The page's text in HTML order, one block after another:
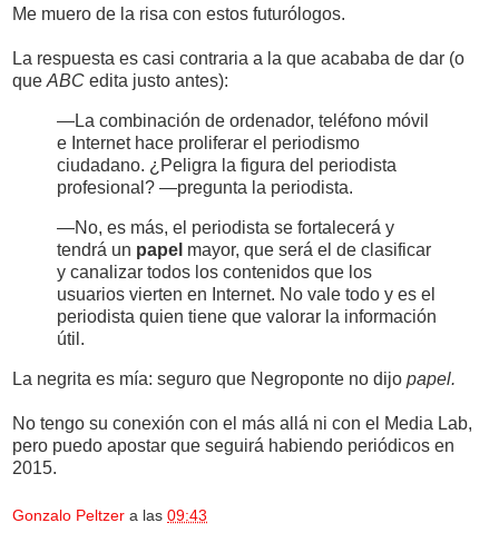
Me muero de la risa con estos futurólogos.
La respuesta es casi contraria a la que acababa de dar (o
que ABC edita justo antes):
—La combinación de ordenador, teléfono móvil
e Internet hace proliferar el periodismo
ciudadano. ¿Peligra la figura del periodista
profesional? —pregunta la periodista.
—No, es más, el periodista se fortalecerá y
tendrá un papel mayor, que será el de clasificar
y canalizar todos los contenidos que los
usuarios vierten en Internet. No vale todo y es el
periodista quien tiene que valorar la información
útil.
La negrita es mía: seguro que Negroponte no dijo papel.
No tengo su conexión con el más allá ni con el Media Lab,
pero puedo apostar que seguirá habiendo periódicos en
2015.
Gonzalo Peltzer a las 09:43